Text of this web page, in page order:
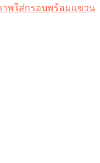
พใส่กรอบพร้อมแขวน​